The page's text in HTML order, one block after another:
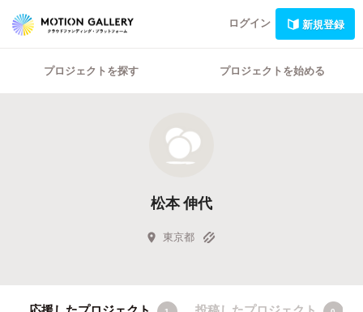
ログイン 新規登録
プロジェクトを探す プロジェクトを始める
松本 伸代
東京都